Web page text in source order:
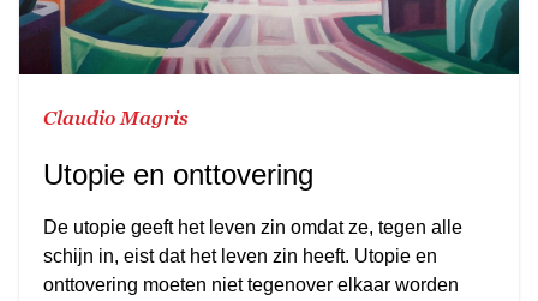
Claudio Magris
Utopie en onttovering
De utopie geeft het leven zin omdat ze, tegen alle
schijn in, eist dat het leven zin heeft. Utopie en
onttovering moeten niet tegenover elkaar worden